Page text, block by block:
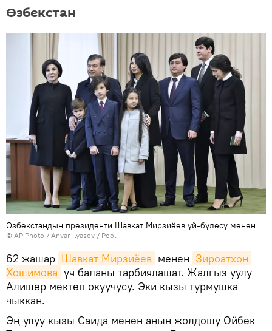
Өзбекстан
Өзбекстандын президенти Шавкат Мирзиёев үй-бүлөсү менен
© AP Photo / Anvar Ilyasov / Pool
62 жашар Шавкат Мирзиёев менен Зироатхон
Хошимова үч баланы тарбиялашат. Жалгыз уулу
Алишер мектеп окуучусу. Эки кызы турмушка
чыккан.
Эң улуу кызы Саида менен анын жолдошу Ойбек